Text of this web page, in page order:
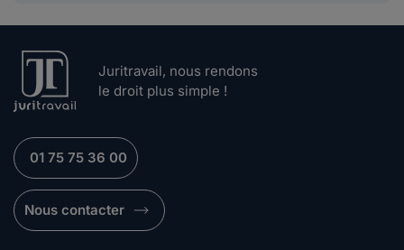
Juritravail, nous rendons
le droit plus simple !
01 75 75 36 00
Nous contacter